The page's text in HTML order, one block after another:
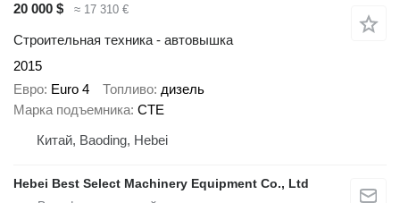
20 000 $ ≈ 17 310 €
Строительная техника - автовышка
2015
Евро Euro 4 Топливо дизель
Марка подъемника CTE
Китай, Baoding, Hebei
Hebei Best Select Machinery Equipment Co., Ltd